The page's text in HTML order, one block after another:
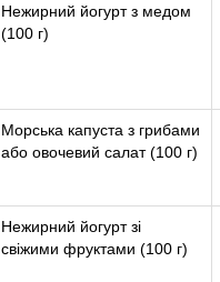
Нежирний йогурт з медом
(100 г)
Морська капуста з грибами
або овочевий салат (100 г)
Нежирний йогурт зі
свіжими фруктами (100 г)